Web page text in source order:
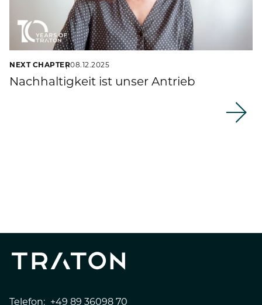
NEXT CHAPTER08.12.2025
Nachhaltigkeit ist unser Antrieb
Telefon: +49 89 36098 70